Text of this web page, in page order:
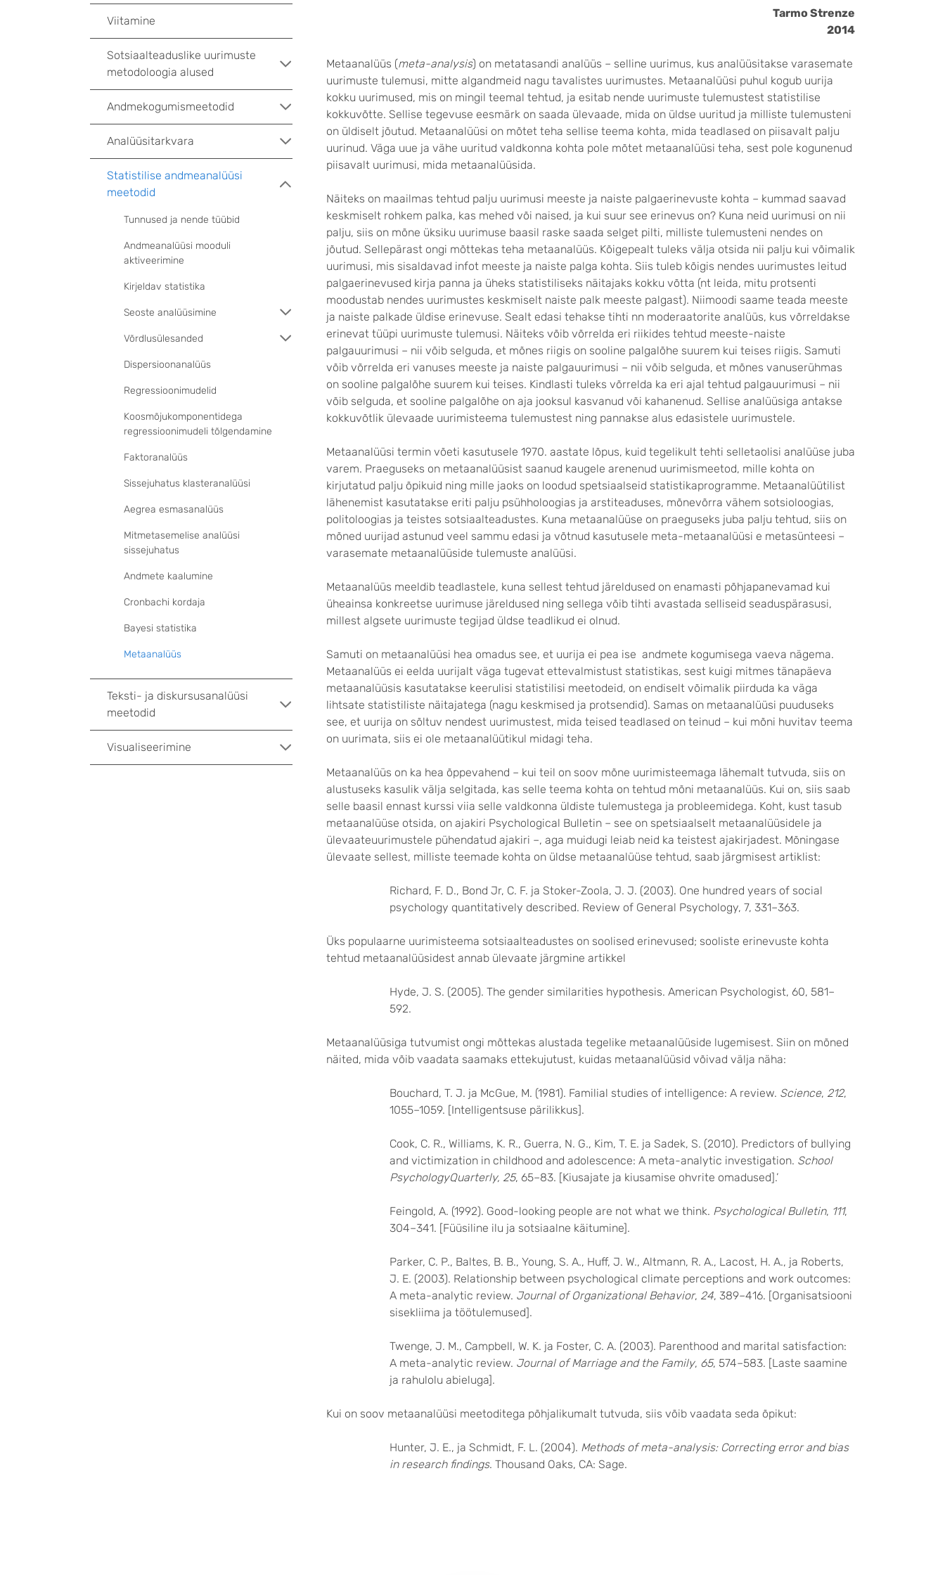
Tarmo Strenze
2014
Metaanalüüs (meta-analysis) on metatasandi analüüs – selline uurimus, kus analüüsitakse varasemate
uurimuste tulemusi, mitte algandmeid nagu tavalistes uurimustes. Metaanalüüsi puhul kogub uurija
kokku uurimused, mis on mingil teemal tehtud, ja esitab nende uurimuste tulemustest statistilise
kokkuvõtte. Sellise tegevuse eesmärk on saada ülevaade, mida on üldse uuritud ja milliste tulemusteni
on üldiselt jõutud. Metaanalüüsi on mõtet teha sellise teema kohta, mida teadlased on piisavalt palju
uurinud. Väga uue ja vähe uuritud valdkonna kohta pole mõtet metaanalüüsi teha, sest pole kogunenud
piisavalt uurimusi, mida metaanalüüsida.
Näiteks on maailmas tehtud palju uurimusi meeste ja naiste palgaerinevuste kohta – kummad saavad
keskmiselt rohkem palka, kas mehed või naised, ja kui suur see erinevus on? Kuna neid uurimusi on nii
palju, siis on mõne üksiku uurimuse baasil raske saada selget pilti, milliste tulemusteni nendes on
jõutud. Sellepärast ongi mõttekas teha metaanalüüs. Kõigepealt tuleks välja otsida nii palju kui võimalik
uurimusi, mis sisaldavad infot meeste ja naiste palga kohta. Siis tuleb kõigis nendes uurimustes leitud
palgaerinevused kirja panna ja üheks statistiliseks näitajaks kokku võtta (nt leida, mitu protsenti
moodustab nendes uurimustes keskmiselt naiste palk meeste palgast). Niimoodi saame teada meeste
ja naiste palkade üldise erinevuse. Sealt edasi tehakse tihti nn moderaatorite analüüs, kus võrreldakse
erinevat tüüpi uurimuste tulemusi. Näiteks võib võrrelda eri riikides tehtud meeste-naiste
palgauurimusi – nii võib selguda, et mõnes riigis on sooline palgalõhe suurem kui teises riigis. Samuti
võib võrrelda eri vanuses meeste ja naiste palgauurimusi – nii võib selguda, et mõnes vanuserühmas
on sooline palgalõhe suurem kui teises. Kindlasti tuleks võrrelda ka eri ajal tehtud palgauurimusi – nii
võib selguda, et sooline palgalõhe on aja jooksul kasvanud või kahanenud. Sellise analüüsiga antakse
kokkuvõtlik ülevaade uurimisteema tulemustest ning pannakse alus edasistele uurimustele.
Metaanalüüsi termin võeti kasutusele 1970. aastate lõpus, kuid tegelikult tehti selletaolisi analüüse juba
varem. Praeguseks on metaanalüüsist saanud kaugele arenenud uurimismeetod, mille kohta on
kirjutatud palju õpikuid ning mille jaoks on loodud spetsiaalseid statistikaprogramme. Metaanalüütilist
lähenemist kasutatakse eriti palju psühholoogias ja arstiteaduses, mõnevõrra vähem sotsioloogias,
politoloogias ja teistes sotsiaalteadustes. Kuna metaanalüüse on praeguseks juba palju tehtud, siis on
mõned uurijad astunud veel sammu edasi ja võtnud kasutusele meta-metaanalüüsi e metasünteesi –
varasemate metaanalüüside tulemuste analüüsi.
Metaanalüüs meeldib teadlastele, kuna sellest tehtud järeldused on enamasti põhjapanevamad kui
üheainsa konkreetse uurimuse järeldused ning sellega võib tihti avastada selliseid seaduspärasusi,
millest algsete uurimuste tegijad üldse teadlikud ei olnud.
Samuti on metaanalüüsi hea omadus see, et uurija ei pea ise andmete kogumisega vaeva nägema.
Metaanalüüs ei eelda uurijalt väga tugevat ettevalmistust statistikas, sest kuigi mitmes tänapäeva
metaanalüüsis kasutatakse keerulisi statistilisi meetodeid, on endiselt võimalik piirduda ka väga
lihtsate statistiliste näitajatega (nagu keskmised ja protsendid). Samas on metaanalüüsi puuduseks
see, et uurija on sõltuv nendest uurimustest, mida teised teadlased on teinud – kui mõni huvitav teema
on uurimata, siis ei ole metaanalüütikul midagi teha.
Metaanalüüs on ka hea õppevahend – kui teil on soov mõne uurimisteemaga lähemalt tutvuda, siis on
alustuseks kasulik välja selgitada, kas selle teema kohta on tehtud mõni metaanalüüs. Kui on, siis saab
selle baasil ennast kurssi viia selle valdkonna üldiste tulemustega ja probleemidega. Koht, kust tasub
metaanalüüse otsida, on ajakiri Psychological Bulletin – see on spetsiaalselt metaanalüüsidele ja
ülevaateuurimustele pühendatud ajakiri –, aga muidugi leiab neid ka teistest ajakirjadest. Mõningase
ülevaate sellest, milliste teemade kohta on üldse metaanalüüse tehtud, saab järgmisest artiklist:
Richard, F. D., Bond Jr, C. F. ja Stoker-Zoola, J. J. (2003). One hundred years of social
psychology quantitatively described. Review of General Psychology, 7, 331–363.
Üks populaarne uurimisteema sotsiaalteadustes on soolised erinevused; sooliste erinevuste kohta
tehtud metaanalüüsidest annab ülevaate järgmine artikkel
Hyde, J. S. (2005). The gender similarities hypothesis. American Psychologist, 60, 581–
592.
Metaanalüüsiga tutvumist ongi mõttekas alustada tegelike metaanalüüside lugemisest. Siin on mõned
näited, mida võib vaadata saamaks ettekujutust, kuidas metaanalüüsid võivad välja näha:
Bouchard, T. J. ja McGue, M. (1981). Familial studies of intelligence: A review. Science, 212,
1055–1059. [Intelligentsuse pärilikkus].
Cook, C. R., Williams, K. R., Guerra, N. G., Kim, T. E. ja Sadek, S. (2010). Predictors of bullying
and victimization in childhood and adolescence: A meta-analytic investigation. School
PsychologyQuarterly, 25, 65–83. [Kiusajate ja kiusamise ohvrite omadused].’
Feingold, A. (1992). Good-looking people are not what we think. Psychological Bulletin, 111,
304–341. [Füüsiline ilu ja sotsiaalne käitumine].
Parker, C. P., Baltes, B. B., Young, S. A., Huff, J. W., Altmann, R. A., Lacost, H. A., ja Roberts,
J. E. (2003). Relationship between psychological climate perceptions and work outcomes:
A meta-analytic review. Journal of Organizational Behavior, 24, 389–416. [Organisatsiooni
sisekliima ja töötulemused].
Twenge, J. M., Campbell, W. K. ja Foster, C. A. (2003). Parenthood and marital satisfaction:
A meta-analytic review. Journal of Marriage and the Family, 65, 574–583. [Laste saamine
ja rahulolu abieluga].
Kui on soov metaanalüüsi meetoditega põhjalikumalt tutvuda, siis võib vaadata seda õpikut:
Hunter, J. E., ja Schmidt, F. L. (2004). Methods of meta-analysis: Correcting error and bias
in research findings. Thousand Oaks, CA: Sage.
Viitamine
Sotsiaalteaduslike uurimuste
metodoloogia alused
Andmekogumismeetodid
Analüüsitarkvara
Statistilise andmeanalüüsi
meetodid
Tunnused ja nende tüübid
Andmeanalüüsi mooduli
aktiveerimine
Kirjeldav statistika
Seoste analüüsimine
Võrdlusülesanded
Dispersioonanalüüs
Regressioonimudelid
Koosmõjukomponentidega
regressioonimudeli tõlgendamine
Faktoranalüüs
Sissejuhatus klasteranalüüsi
Aegrea esmasanalüüs
Mitmetasemelise analüüsi
sissejuhatus
Andmete kaalumine
Cronbachi kordaja
Bayesi statistika
Metaanalüüs
Teksti- ja diskursusanalüüsi
meetodid
Visualiseerimine